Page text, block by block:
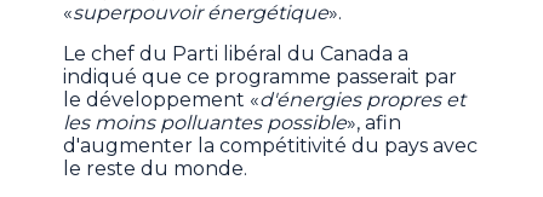
«superpouvoir énergétique».
Le chef du Parti libéral du Canada a
indiqué que ce programme passerait par
le développement «d'énergies propres et
les moins polluantes possible», afin
d'augmenter la compétitivité du pays avec
le reste du monde.